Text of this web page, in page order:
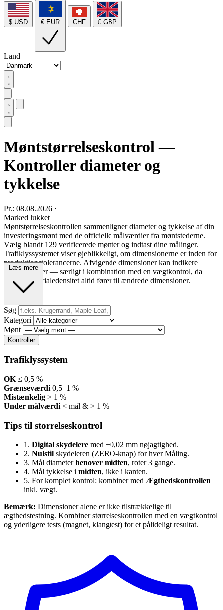
$ USD € EUR CHF £ GBP
Land
Møntstørrelseskontrol —
Kontroller diameter og
tykkelse
Pr.: 08.08.2026 ·
Marked lukket
Møntstørrelseskontrollen sammenligner diameter og tykkelse af din
investeringsmønt med de officielle målværdier fra møntstederne.
Vælg blandt 129 verificerede mønter og indtast dine målinger.
Trafiklyssystemet viser øjeblikkeligt, om dimensionerne er inden for
produktionstolerancerne. Afvigende dimensioner kan indikere
forfalskninger — særligt i kombination med en vægtkontrol, da
forkert materialedensitet altid fører til ændrede dimensioner.
Søg
Kategori
Mønt
Kontroller
Trafiklyssystem
OK ≤ 0,5 %
Grænseværdi 0,5–1 %
Mistænkelig > 1 %
Under målværdi < mål & > 1 %
Tips til storrelseskontrol
1. Digital skydelere med ±0,02 mm nøjagtighed.
2. Nulstil skydeleren (ZERO-knap) for hver Måling.
3. Mål diameterhenover midten, roter 3 gange.
4. Mål tykkelse i midten, ikke i kanten.
5. For komplet kontrol: kombiner med Ægthedskontrollen
inkl. vægt.
Bemærk: Dimensioner alene er ikke tilstrækkelige til
ægthedstestning. Kombiner størrelseskontrollen med en vægtkontrol
og yderligere tests (magnet, klangtest) for et pålideligt resultat.